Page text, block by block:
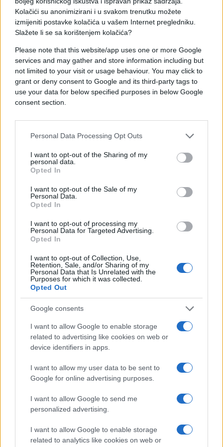
Kolačići su anonimizirani i u svakom trenutku možete
izmijeniti postavke kolačića u vašem Internet pregledniku.
Slažete li se sa korištenjem kolačića?
Please note that this website/app uses one or more Google
services and may gather and store information including but
not limited to your visit or usage behaviour. You may click to
grant or deny consent to Google and its third-party tags to
use your data for below specified purposes in below Google
consent section.
Personal Data Processing Opt Outs
I want to opt-out of the Sharing of my
personal data.
Opted In
I want to opt-out of the Sale of my
Personal Data.
Opted In
I want to opt-out of processing my
Personal Data for Targeted Advertising.
Opted In
I want to opt-out of Collection, Use,
Retention, Sale, and/or Sharing of my
Personal Data that Is Unrelated with the
Purposes for which it was collected.
Opted Out
Google consents
I want to allow Google to enable storage
related to advertising like cookies on web or
device identifiers in apps.
I want to allow my user data to be sent to
Google for online advertising purposes.
I want to allow Google to send me
personalized advertising.
I want to allow Google to enable storage
related to analytics like cookies on web or
uključenih u sanaciju — sigurnije i uređenije
saobraćajnice.
#Novo Sarajevo #saobraćaj